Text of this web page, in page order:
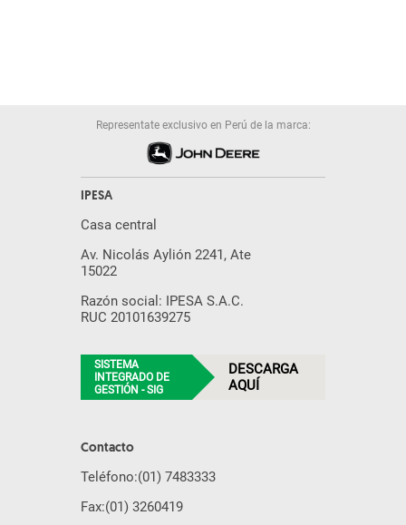
Representate exclusivo en Perú de la marca:
IPESA
Casa central
Av. Nicolás Aylión 2241, Ate
15022
Razón social: IPESA S.A.C.
RUC 20101639275
SISTEMA
INTEGRADO DE
GESTIÓN - SIG
DESCARGA
AQUÍ
Contacto
Teléfono:(01) 7483333
Fax:(01) 3260419